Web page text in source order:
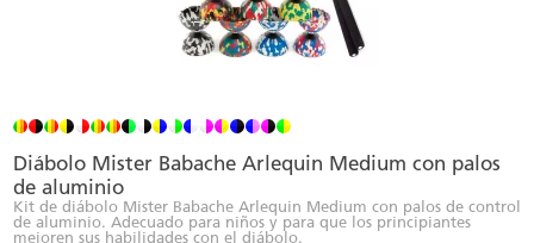
Diábolo Mister Babache Arlequin Medium con palos
de aluminio
Kit de diábolo Mister Babache Arlequin Medium con palos de control
de aluminio. Adecuado para niños y para que los principiantes
mejoren sus habilidades con el diábolo.